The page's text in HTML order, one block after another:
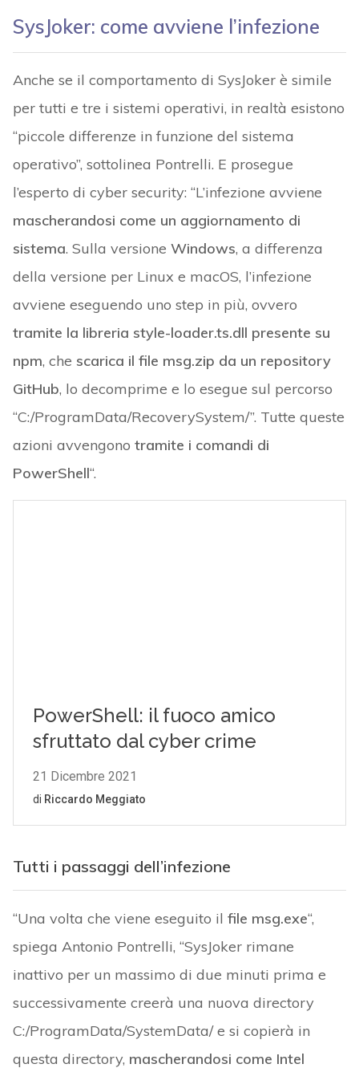
SysJoker: come avviene l’infezione
Anche se il comportamento di SysJoker è simile
per tutti e tre i sistemi operativi, in realtà esistono
“piccole differenze in funzione del sistema
operativo”, sottolinea Pontrelli. E prosegue
l’esperto di cyber security: “L’infezione avviene
mascherandosi come un aggiornamento di
sistema. Sulla versione Windows, a differenza
della versione per Linux e macOS, l’infezione
avviene eseguendo uno step in più, ovvero
tramite la libreria style-loader.ts.dll presente su
npm, che scarica il file msg.zip da un repository
GitHub, lo decomprime e lo esegue sul percorso
“C:/ProgramData/RecoverySystem/”. Tutte queste
azioni avvengono tramite i comandi di
PowerShell“.
Tutti i passaggi dell’infezione
“Una volta che viene eseguito il file msg.exe“,
spiega Antonio Pontrelli, “SysJoker rimane
inattivo per un massimo di due minuti prima e
successivamente creerà una nuova directory
C:/ProgramData/SystemData/ e si copierà in
questa directory, mascherandosi come Intel